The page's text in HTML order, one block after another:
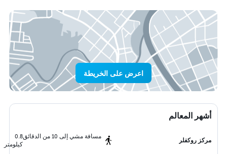
اعرض على الخريطة
أشهر المعالم
مركز روكفلر
مسافة مشي إلى 10 من الدقائق
0.8
كيلومتر